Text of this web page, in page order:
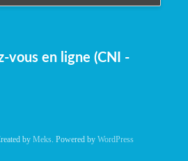
vous en ligne (CNI -
by Meks . Powered by WordPress